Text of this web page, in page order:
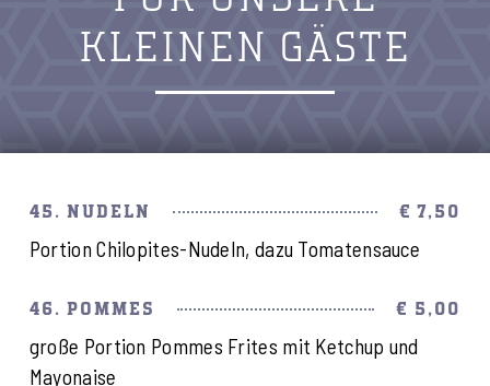
KLEINEN GÄSTE
45. NUDELN € 7,50
Portion Chilopites-Nudeln, dazu Tomatensauce
46. POMMES € 5,00
große Portion Pommes Frites mit Ketchup und
Mayonaise